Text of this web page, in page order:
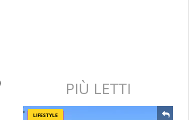
PIÙ LETTI
LIFESTYLE